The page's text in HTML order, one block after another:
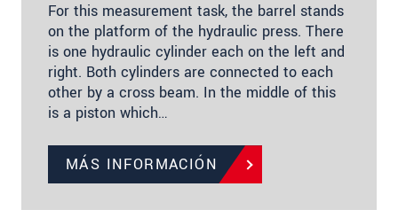
For this measurement task, the barrel stands
on the platform of the hydraulic press. There
is one hydraulic cylinder each on the left and
right. Both cylinders are connected to each
other by a cross beam. In the middle of this
is a piston which…
MÁS INFORMACIÓN